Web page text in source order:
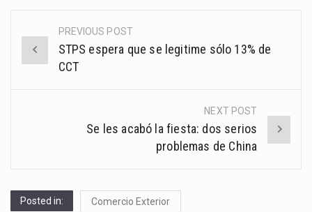
Post
navigation
PREVIOUS POST
STPS espera que se legitime sólo 13% de
CCT
NEXT POST
Se les acabó la fiesta: dos serios
problemas de China
Posted in: Comercio Exterior